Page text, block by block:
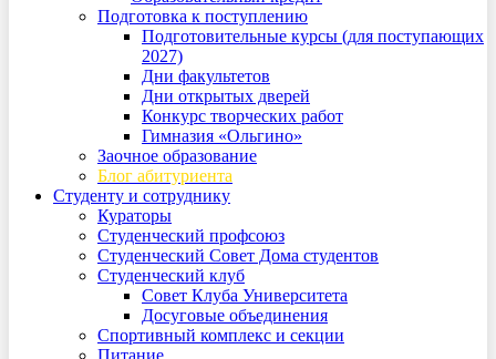
Подготовка к поступлению
Подготовительные курсы (для поступающих
2027)
Дни факультетов
Дни открытых дверей
Конкурс творческих работ
Гимназия «Ольгино»
Заочное образование
Блог абитуриента
Студенту и сотруднику
Кураторы
Студенческий профсоюз
Студенческий Совет Дома студентов
Студенческий клуб
Совет Клуба Университета
Досуговые объединения
Спортивный комплекс и секции
Питание